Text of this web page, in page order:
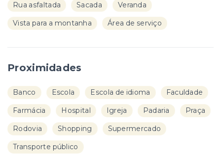
Rua asfaltada Sacada Veranda
Vista para a montanha Área de serviço
Proximidades
Banco Escola Escola de idioma Faculdade
Farmácia Hospital Igreja Padaria Praça
Rodovia Shopping Supermercado
Transporte público